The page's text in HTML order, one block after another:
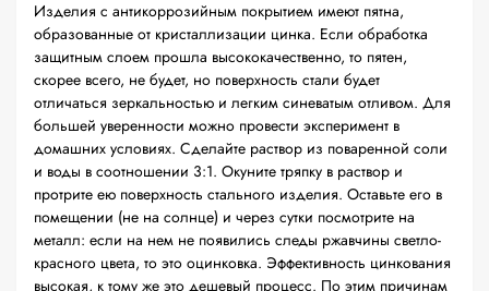
Изделия с антикоррозийным покрытием имеют пятна,
образованные от кристаллизации цинка. Если обработка
защитным слоем прошла высококачественно, то пятен,
скорее всего, не будет, но поверхность стали будет
отличаться зеркальностью и легким синеватым отливом. Для
большей уверенности можно провести эксперимент в
домашних условиях. Сделайте раствор из поваренной соли
и воды в соотношении 3:1. Окуните тряпку в раствор и
протрите ею поверхность стального изделия. Оставьте его в
помещении (не на солнце) и через сутки посмотрите на
металл: если на нем не появились следы ржавчины светло-
красного цвета, то это оцинковка. Эффективность цинкования
высокая, к тому же это дешевый процесс. По этим причинам